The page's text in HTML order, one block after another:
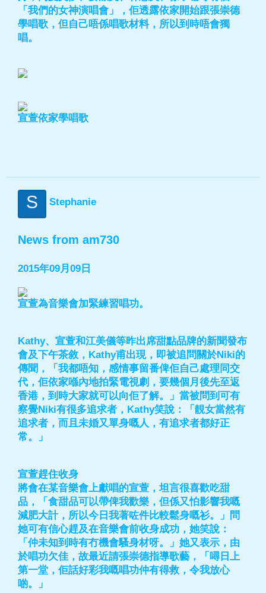
「我們的女神演唱會」，佢透露依家開始跟張崇德
學唱歌，但自己唔係唱歌材料，所以到時唔會獨
唱。
宣萱依家學唱歌
S Stephanie
News from am730
2015年09月09日
宣萱為音樂會加緊練習唱功。
Kathy、宣萱和江美儀等昨出席甜點品牌的新聞發布
會及下午茶敘，Kathy甫出現，即被追問關於Niki的
傳聞，「我都唔知，感情事留番俾佢自己處理同交
代，佢依家喺內地拍緊電視劇，要幾個月後先至返
香港，到時大家就可以向佢了解。」當被問到可有
察覺Niki有很多追求者，Kathy笑說：「靚女當然有
追求者，而且未婚又單身嘅人，有追求者都好正
常。」
宣萱趕住收身
將會在某音樂會上獻唱的宣萱，坦言很喜歡吃甜
品，「食甜品可以帶俾我歡樂，但係又怕影響我嘅
減肥大計，所以今日我著咗件比較鬆身嘅衫。」問
她可有信心趕及在音樂會前收身成功，她笑說：
「仲未知到時有冇機會騷身材呀。」她又表示，由
於唱功欠佳，故最近請張崇德指導歌藝，「噚日上
第一堂，佢話好彩我嘅唱功仲有得救，令我放心
啲。」